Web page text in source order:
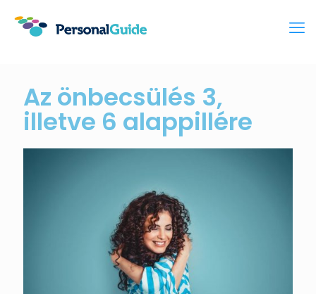
Az önbecsülés 3,
illetve 6 alappillére